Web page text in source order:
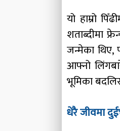
यो हाम्रो
शताब्दीमा
जन्मेका थिए,
आफ्नो
भूमिका
धेरै जीवमा